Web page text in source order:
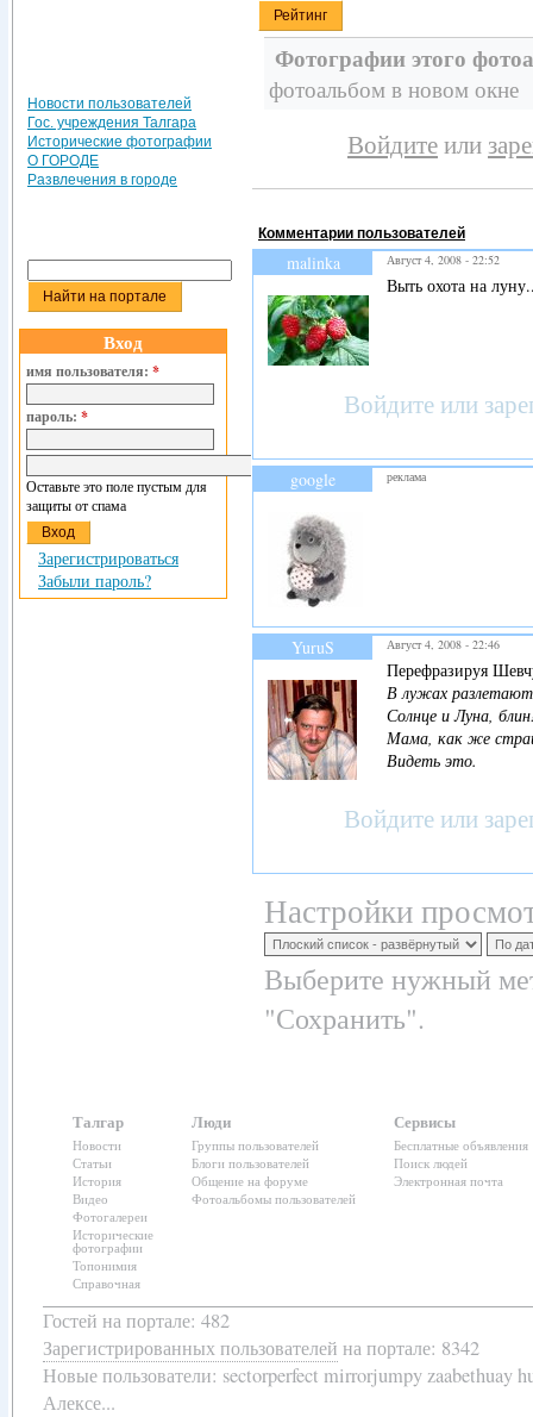
Фотографии этого
фотоальбом в новом окне
Войдитеили
Комментарии пользователей
malinka Август 4, 2008 - 22:52
Выть охота на
Войдите или
google реклама
YuruS Август 4, 2008 - 22:46
Перефразируя
В лужах
Солнце и Луна,
Мама, как же
Видеть это.
Войдите или
Настройки
Выберите нужный
"Сохранить".
Новости пользователей
Гос. учреждения Талгара
Исторические фотографии
О ГОРОДЕ
Развлечения в городе
Вход
имя пользователя: *
пароль: *
Оставьте это поле пустым для
защиты от спама
Зарегистрироваться
Забыли пароль?
Талгар
Новости
Статьи
История
Видео
Фотогалереи
Исторические
фотографии
Топонимия
Справочная
Люди
Группы пользователей
Блоги пользователей
Общение на форуме
Фотоальбомы пользователей
Сервисы
Бесплатные объявления
Поиск людей
Электронная почта
Гостей на портале: 482
Зарегистрированных пользователей на портале: 8342
Новые пользователи: sectorperfect mirrorjumpy zaabethuay
Алексе...